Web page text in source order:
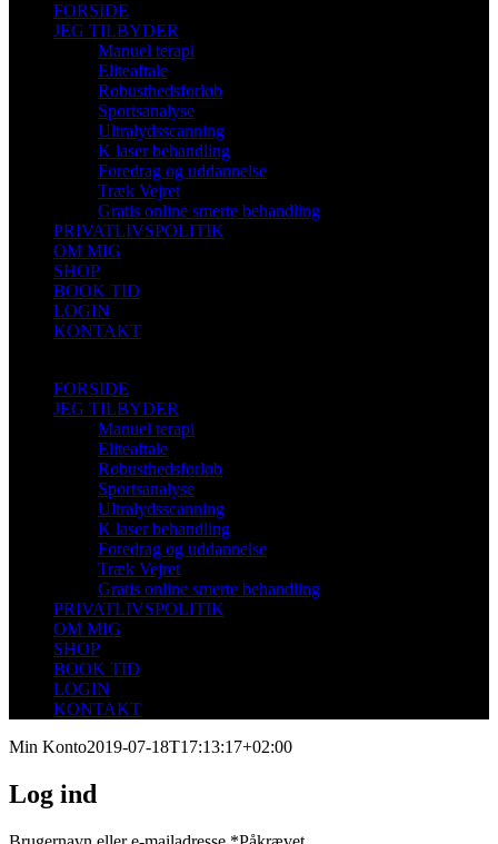
FORSIDE
JEG TILBYDER
Manuel terapi
Eliteaftale
Robusthedsforløb
Sportsanalyse
Ultralydsscanning
K laser behandling
Foredrag og uddannelse
Træk Vejret
Gratis online smerte behandling
PRIVATLIVSPOLITIK
OM MIG
SHOP
BOOK TID
LOGIN
KONTAKT
FORSIDE
JEG TILBYDER
Manuel terapi
Eliteaftale
Robusthedsforløb
Sportsanalyse
Ultralydsscanning
K laser behandling
Foredrag og uddannelse
Træk Vejret
Gratis online smerte behandling
PRIVATLIVSPOLITIK
OM MIG
SHOP
BOOK TID
LOGIN
KONTAKT
Min Konto2019-07-18T17:13:17+02:00
Log ind